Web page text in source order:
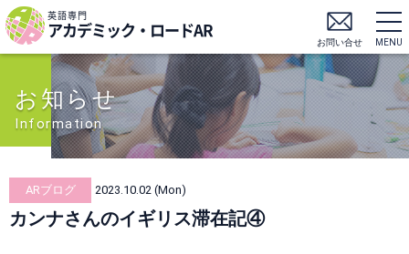
英語専門
アカデミック・ロードAR
お問い合せ MENU
お知らせ
Information
ARブログ 2023.10.02 (Mon)
カンナさんのイギリス滞在記④